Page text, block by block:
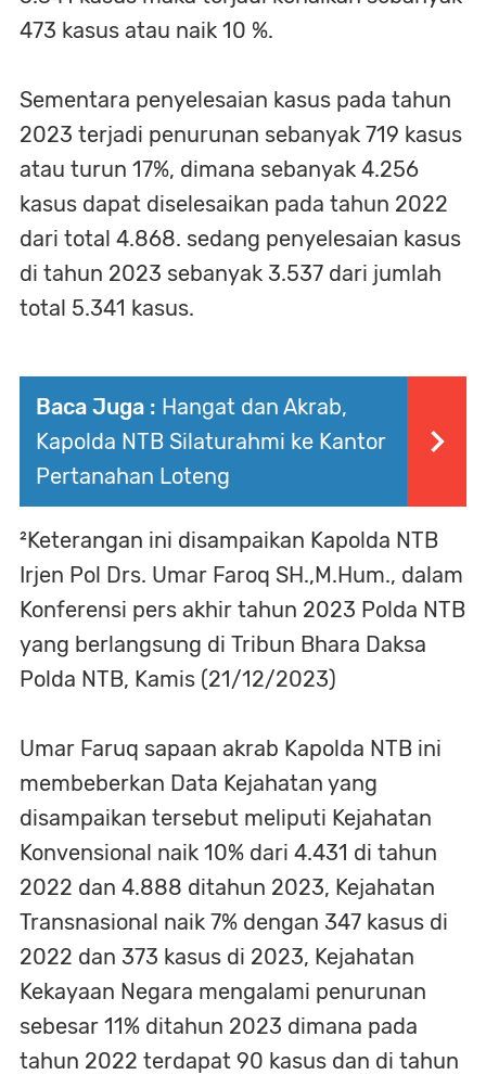
473 kasus atau naik 10 %.
Sementara penyelesaian kasus pada tahun
2023 terjadi penurunan sebanyak 719 kasus
atau turun 17%, dimana sebanyak 4.256
kasus dapat diselesaikan pada tahun 2022
dari total 4.868. sedang penyelesaian kasus
di tahun 2023 sebanyak 3.537 dari jumlah
total 5.341 kasus.
Baca Juga : Hangat dan Akrab,
Kapolda NTB Silaturahmi ke Kantor
Pertanahan Loteng
²Keterangan ini disampaikan Kapolda NTB
Irjen Pol Drs. Umar Faroq SH.,M.Hum., dalam
Konferensi pers akhir tahun 2023 Polda NTB
yang berlangsung di Tribun Bhara Daksa
Polda NTB, Kamis (21/12/2023)
Umar Faruq sapaan akrab Kapolda NTB ini
membeberkan Data Kejahatan yang
disampaikan tersebut meliputi Kejahatan
Konvensional naik 10% dari 4.431 di tahun
2022 dan 4.888 ditahun 2023, Kejahatan
Transnasional naik 7% dengan 347 kasus di
2022 dan 373 kasus di 2023, Kejahatan
Kekayaan Negara mengalami penurunan
sebesar 11% ditahun 2023 dimana pada
tahun 2022 terdapat 90 kasus dan di tahun